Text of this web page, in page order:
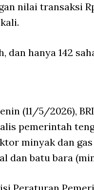
nilai transaksi
dan hanya 142
(11/5/2026),
pemerintah
minyak dan
dan batu bara